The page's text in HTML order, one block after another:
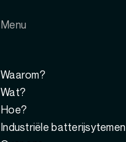
Menu
Waarom?
Wat?
Hoe?
Industriële batterijsytemen